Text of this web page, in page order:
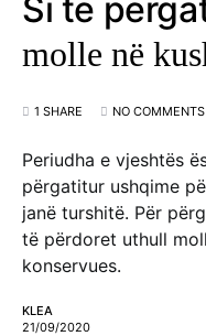
Si të
molle në
1 SHARE NO COMMENTS
Periudha e vjeshtës
përgatitur ushqime
janë turshitë. Për
të përdoret uthull
konservues.
KLEA
21/09/2020